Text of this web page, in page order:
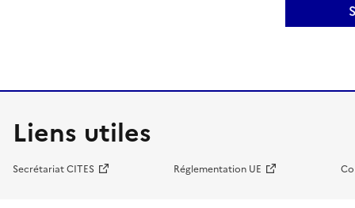
Liens utiles
Secrétariat CITES Réglementation UE